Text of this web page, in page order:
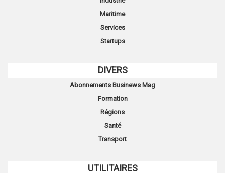
Maritime
Services
Startups
DIVERS
Abonnements Businews Mag
Formation
Régions
Santé
Transport
UTILITAIRES